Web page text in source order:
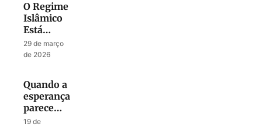
O Regime
Islâmico
Está
Dividido
Contra Si
29 de março
de 2026
Quando a
esperança
parece
perdida
19 de